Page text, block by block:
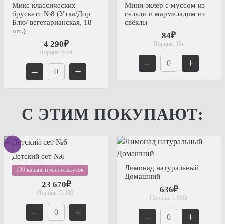
Микс классических
брускетт №8 (Утка/Дор
Блю/ вегетарианская, 18
шт.)
4 290₽
Порция: 570г
– +
Мини-эклер с муссом из
сельди и мармеладом из
свёклы
84₽
Порция: 16г
– +
С ЭТИМ ПОКУПАЮТ:
Детский сет №6
130 канапе и мини-закусок
23 670₽
Порция: 5 380г
– +
Лимонад натуральный
Домашний
636₽
Порция: 1 000г
– +